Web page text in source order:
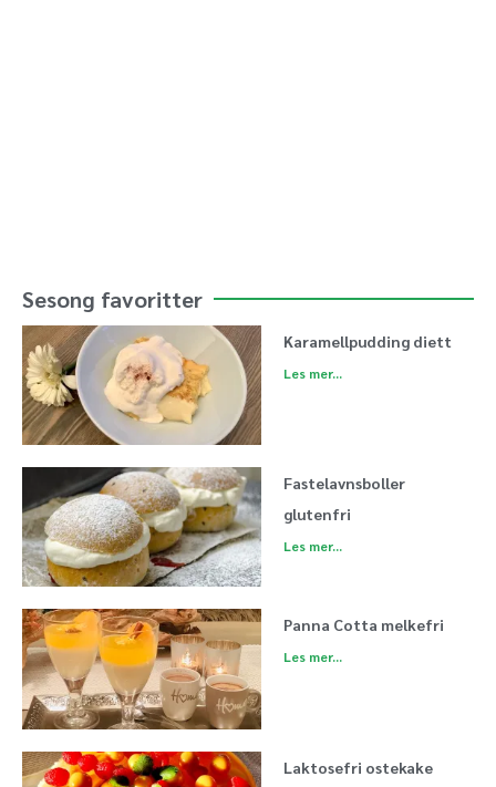
Sesong favoritter
Karamellpudding diett
Les mer...
Fastelavnsboller
glutenfri
Les mer...
Panna Cotta melkefri
Les mer...
Laktosefri ostekake